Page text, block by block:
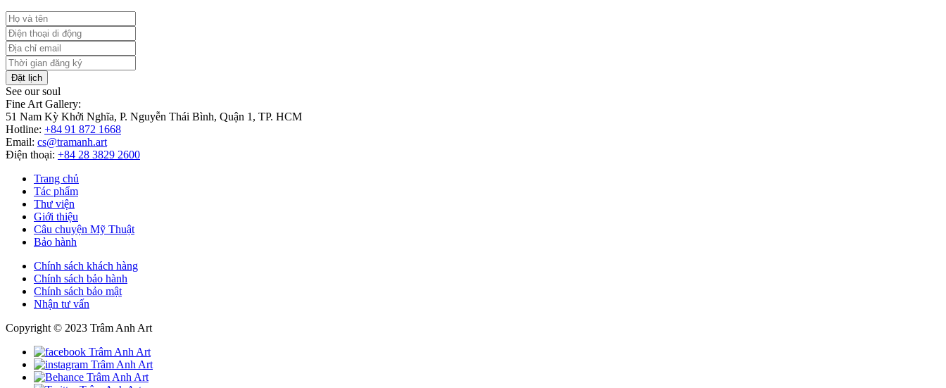
Đặt lịch
See our soul
Fine Art Gallery:
51 Nam Kỳ Khởi Nghĩa, P. Nguyễn Thái Bình, Quận 1, TP. HCM
Hotline: +84 91 872 1668
Email: cs@tramanh.art
Điện thoại: +84 28 3829 2600
Trang chủ
Tác phẩm
Thư viện
Giới thiệu
Câu chuyện Mỹ Thuật
Bảo hành
Chính sách khách hàng
Chính sách bảo hành
Chính sách bảo mật
Nhận tư vấn
Copyright © 2023 Trâm Anh Art